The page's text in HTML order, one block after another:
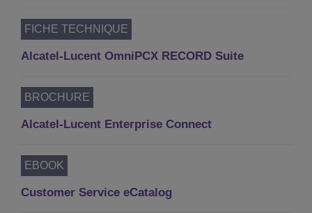
FICHE TECHNIQUE
Alcatel-Lucent OmniPCX RECORD Suite
BROCHURE
Alcatel-Lucent Enterprise Connect
EBOOK
Customer Service eCatalog